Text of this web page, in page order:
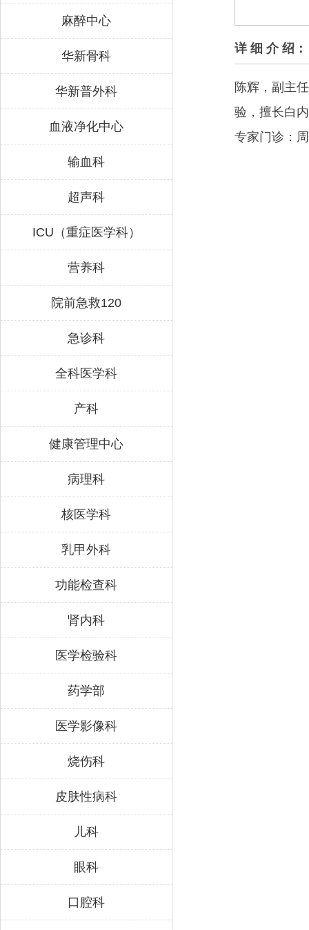
麻醉中心
华新骨科
华新普外科
血液净化中心
输血科
超声科
ICU（重症医学科）
营养科
院前急救120
急诊科
全科医学科
产科
健康管理中心
病理科
核医学科
乳甲外科
功能检查科
肾内科
医学检验科
药学部
医学影像科
烧伤科
皮肤性病科
儿科
眼科
口腔科
详 细 介 绍：
陈辉， 副主
验，擅长白
专家门诊：